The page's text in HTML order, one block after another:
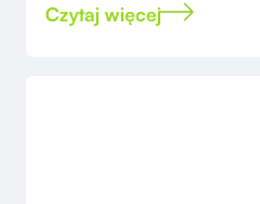
Czytaj więcej